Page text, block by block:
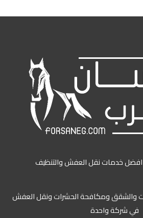
والشقق ومكافحة الحشرات ونقل العفش
في شركة واحدة